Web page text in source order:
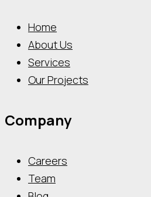
Home
About Us
Services
Our Projects
Company
Careers
Team